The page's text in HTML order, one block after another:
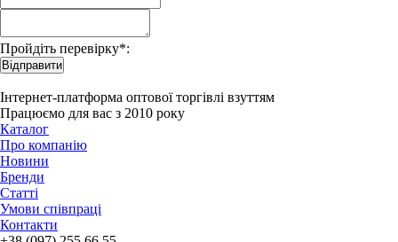
Пройдіть перевірку*:
Відправити
Інтернет-платформа оптової торгівлі взуттям
Працюємо для вас з 2010 року
Каталог
Про компанію
Новини
Бренди
Статті
Умови співпраці
Контакти